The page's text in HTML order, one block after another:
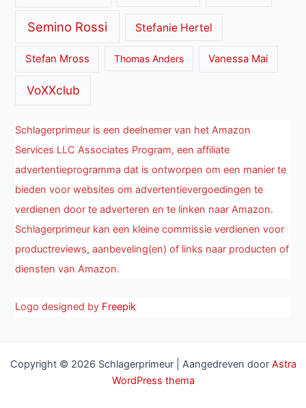
Semino Rossi Stefanie Hertel
Stefan Mross Thomas Anders Vanessa Mai
VoXXclub
Schlagerprimeur is een deelnemer van het Amazon
Services LLC Associates Program, een affiliate
advertentieprogramma dat is ontworpen om een manier te
bieden voor websites om advertentievergoedingen te
verdienen door te adverteren en te linken naar Amazon.
Schlagerprimeur kan een kleine commissie verdienen voor
productreviews, aanbeveling(en) of links naar producten of
diensten van Amazon.
Logo designed by Freepik
Copyright © 2026 Schlagerprimeur | Aangedreven door Astra
WordPress thema